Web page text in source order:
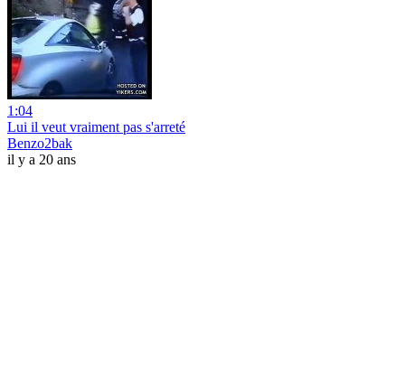
1:04
Lui il veut vraiment pas s'arreté
Benzo2bak
il y a 20 ans